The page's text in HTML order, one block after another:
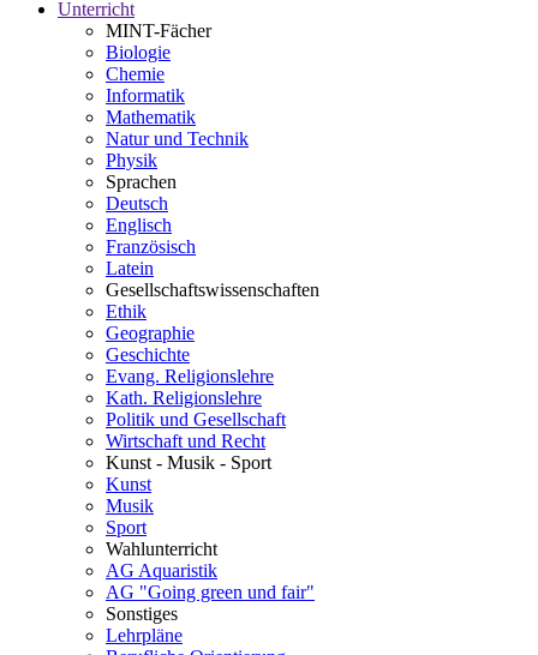
Unterricht
MINT-Fächer
Biologie
Chemie
Informatik
Mathematik
Natur und Technik
Physik
Sprachen
Deutsch
Englisch
Französisch
Latein
Gesellschaftswissenschaften
Ethik
Geographie
Geschichte
Evang. Religionslehre
Kath. Religionslehre
Politik und Gesellschaft
Wirtschaft und Recht
Kunst - Musik - Sport
Kunst
Musik
Sport
Wahlunterricht
AG Aquaristik
AG "Going green und fair"
Sonstiges
Lehrpläne